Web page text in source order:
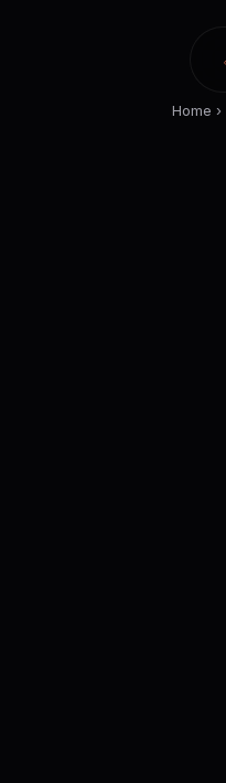
Home ›